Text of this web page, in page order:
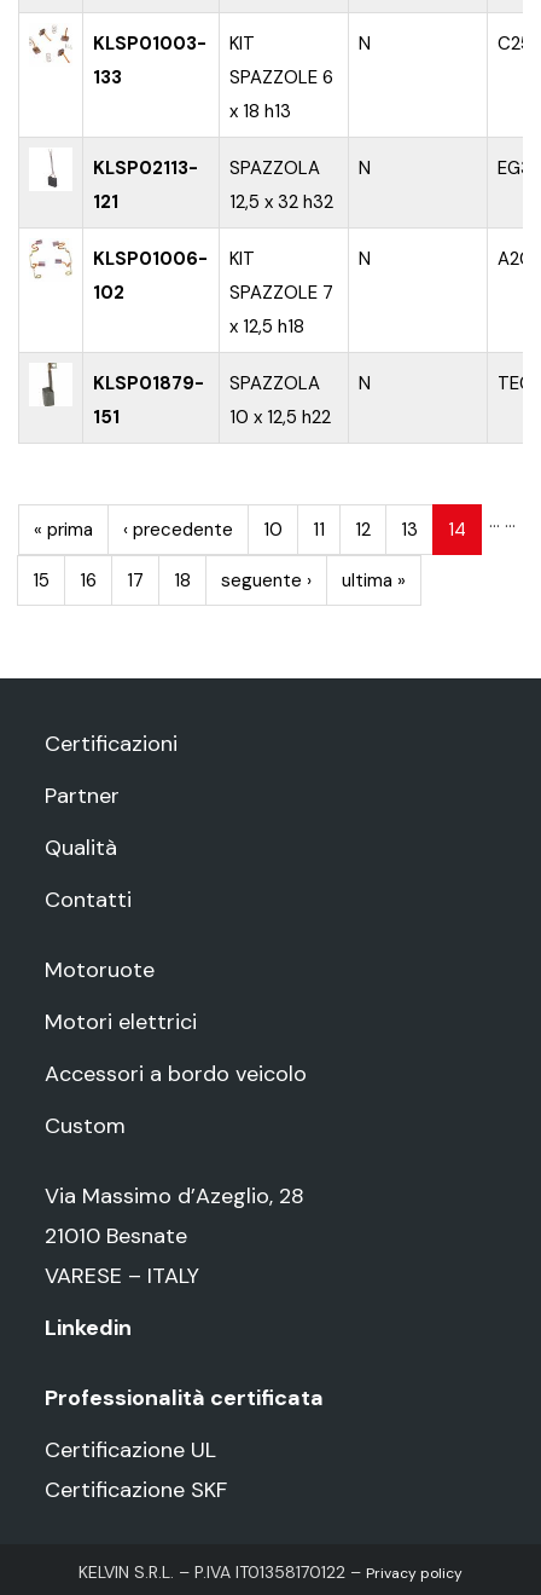
KLSP01003-
133
KIT
SPAZZOLE 6
x 18 h13
N C25
KLSP02113-
121
SPAZZOLA
12,5 x 32 h32
N
KLSP01006-
102
KIT
SPAZZOLE 7
x 12,5 h18
N A20
KLSP01879-
151
SPAZZOLA
10 x 12,5 h22
N
PAGINE
« prima ‹ precedente …
10 11 12 13 14
15 16 17 18
…
seguente › ultima »
Certificazioni
Partner
Qualità
Contatti
Motoruote
Motori elettrici
Accessori a bordo veicolo
Custom
Via Massimo d’Azeglio, 28
21010 Besnate
VARESE – ITALY
Linkedin
Professionalità certificata
Certificazione UL
Certificazione SKF
KELVIN S.R.L. – P.IVA IT01358170122 – Privacy policy